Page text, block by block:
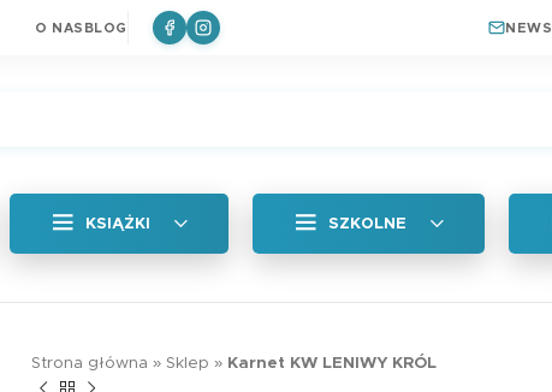
O NAS BLOG
Zakładka
Królik
KSIĄŻKI SZKOLNE
Strona główna » Sklep » Karnet KW LENIWY KRÓL